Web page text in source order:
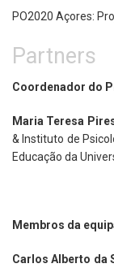
PO2020 Açores:
Partners
Coordenador do
Maria Teresa
& Instituto de
Educação da
Membros da
Carlos Alberto da